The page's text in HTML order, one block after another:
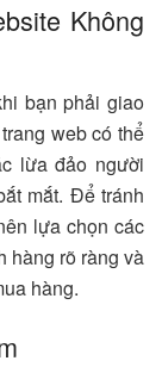
Không
bạn phải giao
web có thể
lừa đảo người
mắt. Để tránh
lựa chọn các
hàng rõ ràng và
hàng.